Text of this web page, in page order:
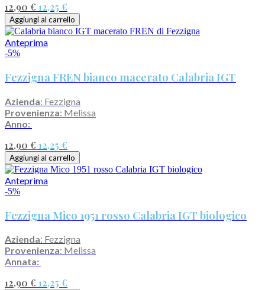
12,90 € 12,25 €
Aggiungi al carrello
Anteprima
-5%
Fezzigna FREN bianco macerato Calabria IGT
Azienda: Fezzigna
Provenienza: Melissa
Anno:
12,90 € 12,25 €
Aggiungi al carrello
Anteprima
-5%
Fezzigna Mico 1951 rosso Calabria IGT biologico
Azienda: Fezzigna
Provenienza: Melissa
Annata:
12,90 € 12,25 €